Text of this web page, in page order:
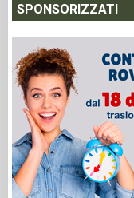
SPONSORIZZATI